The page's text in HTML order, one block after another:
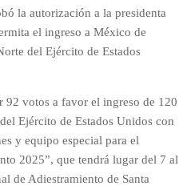
la autorización a la presidenta
el ingreso a México de
del Ejército de Estados
92 votos a favor el ingreso de 120
Ejército de Estados Unidos con
y equipo especial para el
2025”, que tendrá lugar del 7 al
de Adiestramiento de Santa